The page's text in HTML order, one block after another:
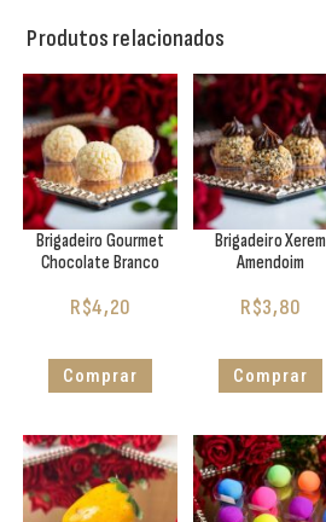
Produtos relacionados
Brigadeiro Gourmet
Chocolate Branco
R$4,20
Comprar
Brigadeiro Xerem
Amendoim
R$3,80
Comprar